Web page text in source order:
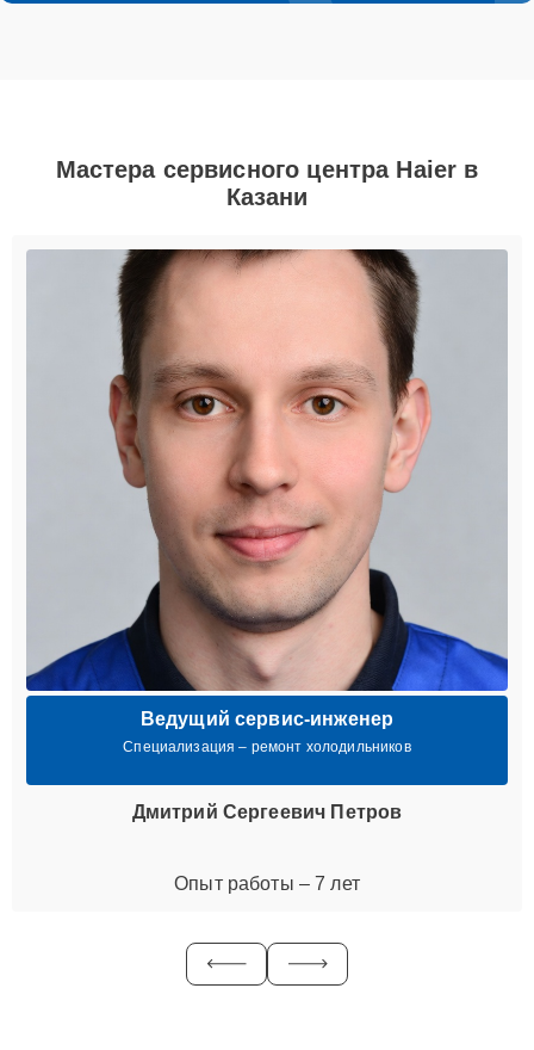
Мастера сервисного центра Haier в
Казани
Ведущий сервис-инженер
Специализация – ремонт холодильников
Дмитрий Сергеевич Петров
Опыт работы – 7 лет